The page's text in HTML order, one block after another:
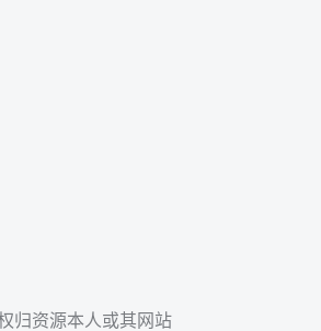
归资源本人或其网站